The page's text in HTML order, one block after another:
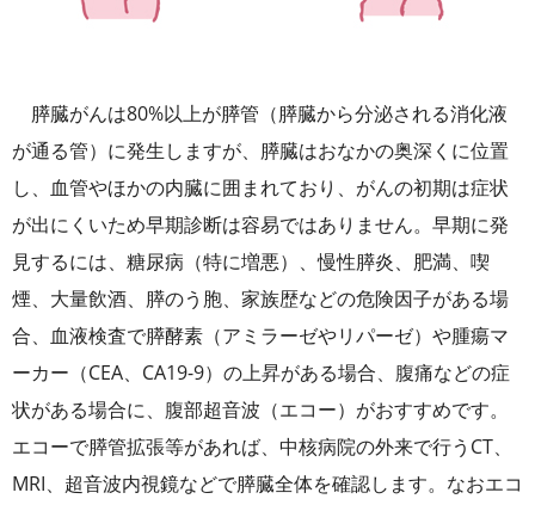
膵臓がんは80%以上が膵管（膵臓から分泌される消化液
が通る管）に発生しますが、膵臓はおなかの奥深くに位置
し、血管やほかの内臓に囲まれており、がんの初期は症状
が出にくいため早期診断は容易ではありません。早期に発
見するには、糖尿病（特に増悪）、慢性膵炎、肥満、喫
煙、大量飲酒、膵のう胞、家族歴などの危険因子がある場
合、血液検査で膵酵素（アミラーゼやリパーゼ）や腫瘍マ
ーカー（CEA、CA19-9）の上昇がある場合、腹痛などの症
状がある場合に、腹部超音波（エコー）がおすすめです。
エコーで膵管拡張等があれば、中核病院の外来で行うCT、
MRI、超音波内視鏡などで膵臓全体を確認します。なおエコ